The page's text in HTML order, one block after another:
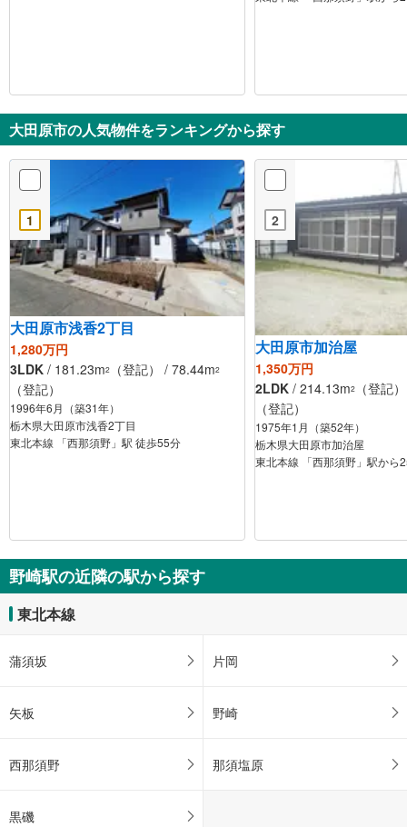
大田原市の人気物件をランキングから探す
1
大田原市浅香2丁目
1,280万円
3LDK / 181.23m2 （登記） / 78.44m2
（登記）
1996年6月（築31年）
栃木県大田原市浅香2丁目
東北本線 「西那須野」駅 徒歩55分
2
大田原市加治屋
1,350万円
2LDK / 214.13m2
（登記
（登記）
1975年1月（築52年）
栃木県大田原市加治屋
東北本線 「西那須野」駅から
野崎駅の近隣の駅から探す
東北本線
蒲須坂 片岡
矢板 野崎
西那須野 那須塩原
黒磯